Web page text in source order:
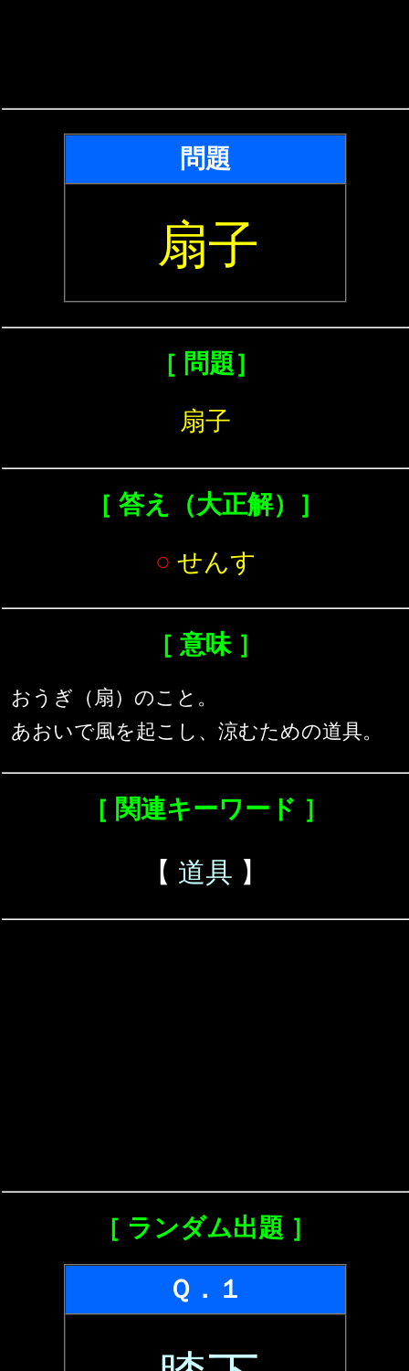
問題
扇子
［ 問題］
扇子
［ 答え（大正解）］
○ せんす
［ 意味 ］
おうぎ（扇）のこと。
あおいで風を起こし、涼むための道具。
［ 関連キーワード ］
【 道具 】
［ ランダム出題 ］
Ｑ．１